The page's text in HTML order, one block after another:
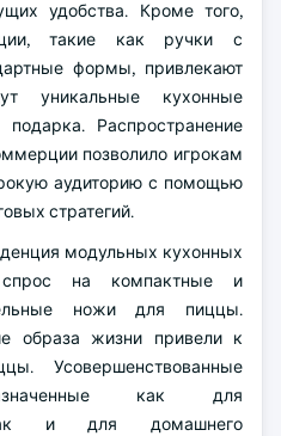
удобства. Кроме того,
такие как ручки с
формы, привлекают
уникальные кухонные
Распространение
позволило игрокам
аудиторию с помощью
стратегий.
модульных кухонных
спрос на компактные и
ножи для пиццы.
образа жизни привели к
Усовершенствованные
как для
так и для домашнего